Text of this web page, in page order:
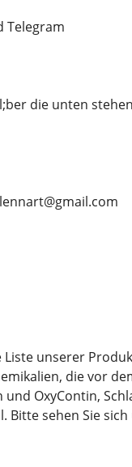
Telegram
die unten
Liste unserer
die vor
OxyContin,
Bitte sehen Sie